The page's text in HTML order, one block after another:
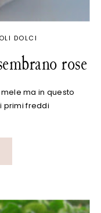
DOLCI
rose
ma in questo
primi freddi